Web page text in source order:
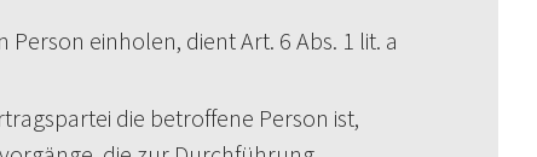
einholen, dient Art. 6 Abs. 1 lit. a
die betroffene Person ist,